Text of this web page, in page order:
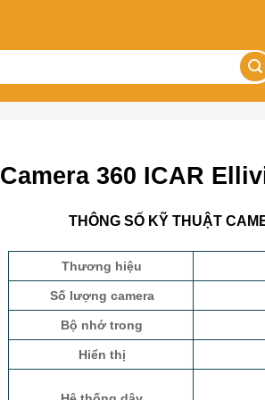
Camera 360 ICAR
THÔNG SỐ KỸ THUẬT
Thương hiệu
Số lượng camera
Bộ nhớ trong
Hiển thị